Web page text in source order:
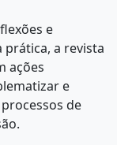
e
a revista
ações
e
de